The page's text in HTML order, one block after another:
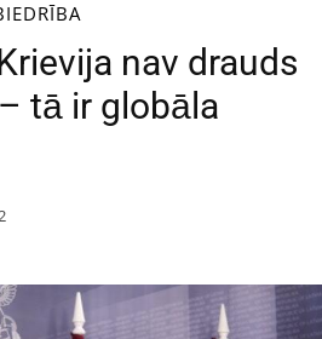
nav drauds
tā ir globāla